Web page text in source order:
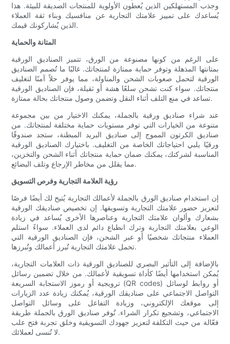
وجذب المستهلكين الذين يُعطون الأولوية للمنتجات الصديقة للبيئة. هذا
يُساعدك على تمييز علامتك التجارية عن منافسيك وبناء ثقة العملاء
الذين يُشاركونك قيمك.
المتانة والحماية
على الرغم من كونها مصنوعة من الورق، تتميز الصناديق الورقية
بمتانتها المذهلة وتوفر حماية ممتازة لمنتجاتك. غالبًا ما تُصمم الصناديق
الورقية لتحمل صعوبات الشحن والمناولة، مما يوفر حلاً آمنًا لتغليف
منتجاتك. سواء كنت تشحن سلعًا هشة أو ثقيلة، فإن الصناديق الورقية
تساعد في منع التلف أثناء النقل وتضمن وصول منتجاتك بحالة ممتازة.
عند شراء صناديق ورقية بالجملة، يمكنك الاختيار من بين مجموعة
متنوعة من الخيارات التي توفر مستويات حماية مختلفة لمنتجاتك. من
صناديق الكرتون المموج إلى صناديق البريد المبطنة، ستجد صندوقًا
ورقيًا يلبي احتياجاتك الخاصة من التغليف. باختيارك الصناديق الورقية
المناسبة لشركتك، يمكنك ضمان حماية منتجاتك أثناء الشحن والتخزين،
مما يقلل من مخاطر الإرجاع وتلف البضائع.
رؤية العلامة التجارية وفرص التسويق
إن استخدام صناديق الورق بالجملة لأعمالك التجارية يُتيح لك أيضًا فرصًا
لتعزيز حضور علامتك التجارية وتسويقها. إن تخصيص صناديقك الورقية
بشعارك وألوان علامتك التجارية وعناصرها الأخرى يُساعد في زيادة
الوعي بعلامتك التجارية وترك انطباع دائم لدى العملاء. سواءً استلم
العملاء منتجاتك شخصيًا أو عبر الشحن، فإن الصناديق الورقية التي
تحمل علامتك التجارية تُبرز أعمالك وتُبرزها.
بالإضافة إلى التأثير البصري للصناديق الورقية ذات العلامات التجارية،
يُمكن استخدامها أيضًا كأداة تسويقية لأعمالك. من خلال تضمين رسائل
ترويجية أو رموز الاستجابة السريعة (QR codes) أو روابط لوسائل
التواصل الاجتماعي على صناديقك الورقية، يُمكنك زيادة عدد الزيارات
إلى موقعك الإلكتروني، وزيادة التفاعل على وسائل التواصل
الاجتماعي، وتشجيع تكرار الشراء. تُوفر صناديق الورق بالجملة طريقة
فعّالة من حيث التكلفة لتعزيز جهودك التسويقية وخلق تجربة فتح علب
لا تُنسى لعملائك.